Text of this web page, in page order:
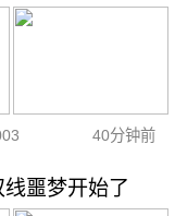
40分钟前
噩梦开始了